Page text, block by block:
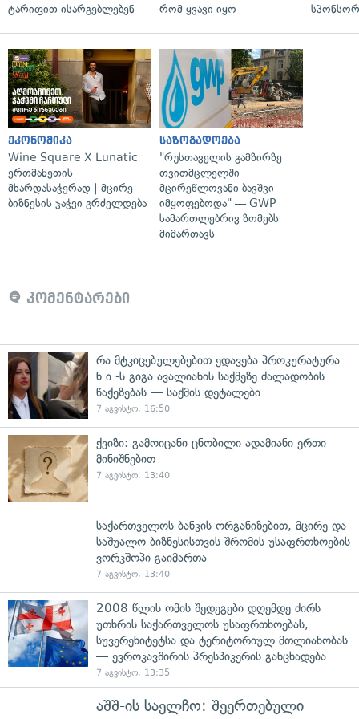
ტარიფით ისარგებლებენ
რომ ყვავი იყო
ეკონომიკა
Wine Square X Lunatic
ერთმანეთის
მხარდასაჭერად | მცირე
ბიზნესის ჯაჭვი გრძელდება
საზოგადოება
"რუსთაველის გამზირზე
თვითმცლელში
მცირეწლოვანი ბავშვი
იმყოფებოდა" — GWP
სამართლებრივ ზომებს
მიმართავს
კომენტარები
რა მტკიცებულებებით ედავება პროკურატურა
ნ.ი.-ს გიგა ავალიანის საქმეზე ძალადობის
წაქეზებას — საქმის დეტალები
7 აგვისტო, 16:50
ქვიზი: გამოიცანი ცნობილი ადამიანი ერთი
მინიშნებით
7 აგვისტო, 13:40
საქართველოს ბანკის ორგანიზებით, მცირე და
საშუალო ბიზნესისთვის შრომის უსაფრთხოების
ვორკშოპი გაიმართა
7 აგვისტო, 13:40
2008 წლის ომის შედეგები დღემდე ძირს
უთხრის საქართველოს უსაფრთხოებას,
სუვერენიტეტსა და ტერიტორიულ მთლიანობას
— ევროკავშირის პრესპიკერის განცხადება
7 აგვისტო, 13:35
აშშ-ის საელჩო: შეერთებული